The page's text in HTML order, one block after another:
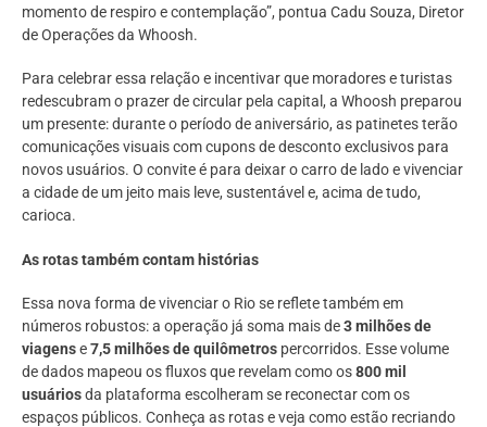
momento de respiro e contemplação”, pontua Cadu Souza, Diretor
de Operações da Whoosh.
Para celebrar essa relação e incentivar que moradores e turistas
redescubram o prazer de circular pela capital, a Whoosh preparou
um presente: durante o período de aniversário, as patinetes terão
comunicações visuais com cupons de desconto exclusivos para
novos usuários. O convite é para deixar o carro de lado e vivenciar
a cidade de um jeito mais leve, sustentável e, acima de tudo,
carioca.
As rotas também contam histórias
Essa nova forma de vivenciar o Rio se reflete também em
números robustos: a operação já soma mais de3 milhões de
viagense7,5 milhões de quilômetros percorridos. Esse volume
de dados mapeou os fluxos que revelam como os800 mil
usuáriosda plataforma escolheram se reconectar com os
espaços públicos. Conheça as rotas e veja como estão recriando